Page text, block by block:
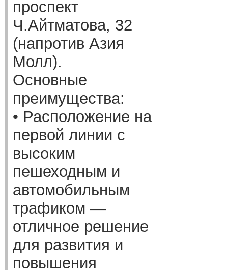
проспект
Ч.Айтматова, 32
(напротив Азия
Молл).
Основные
преимущества:
• Расположение на
первой линии с
высоким
пешеходным и
автомобильным
трафиком —
отличное решение
для развития и
повышения